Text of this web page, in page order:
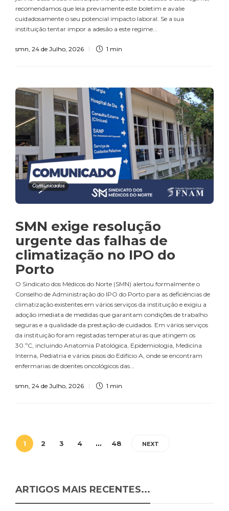
recomendamos que leia previamente este boletim e avalie
cuidadosamente o seu potencial impacto laboral. Se a sua
instituição tentar impor a adesão a este regime...
smn, 24 de Julho, 2026 1 min
Comunicados
SMN exige resolução
urgente das falhas de
climatização no IPO do
Porto
O Sindicato dos Médicos do Norte (SMN) alertou formalmente o
Conselho de Administração do IPO do Porto para as deficiências de
climatização existentes em vários serviços da instituição e exigiu a
adoção imediata de medidas que garantam condições de trabalho
seguras e a qualidade da prestação de cuidados. Em vários serviços
da instituição foram registadas temperaturas que atingem os
30.ºC, incluindo Anatomia Patológica, Epidemiologia, Medicina
Interna, Pediatria e vários pisos do Edifício A, onde se encontram
enfermarias de doentes oncológicos das...
smn, 24 de Julho, 2026 1 min
1 2 3 4 … 48 NEXT
ARTIGOS MAIS RECENTES...